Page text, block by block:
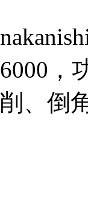
6000，
削、倒